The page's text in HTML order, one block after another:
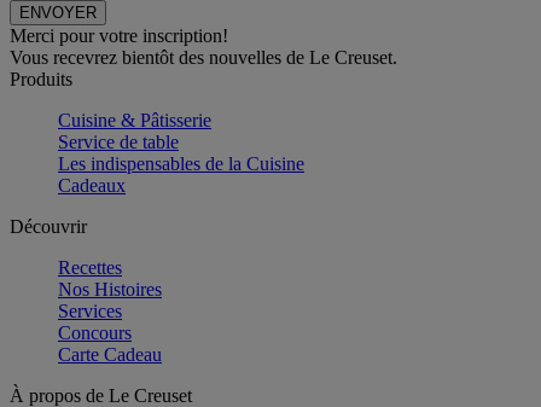
Merci pour votre inscription!
Vous recevrez bientôt des nouvelles de Le Creuset.
Produits
Cuisine & Pâtisserie
Service de table
Les indispensables de la Cuisine
Cadeaux
Découvrir
Recettes
Nos Histoires
Services
Concours
Carte Cadeau
À propos de Le Creuset